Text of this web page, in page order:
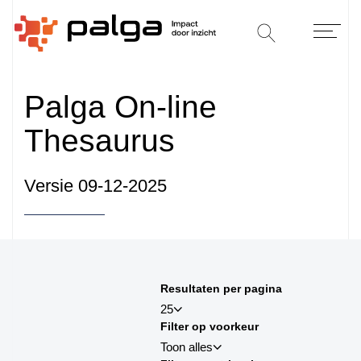
Palga On-line
Thesaurus
Versie 09-12-2025
Resultaten per pagina
25
25
Filter op voorkeur
Toon alles
sortby_title:desc
sortby_palga:asc